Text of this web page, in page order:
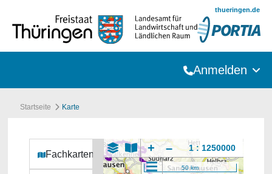
thueringen.de
Anmelden
Startseite Karte
Fachkartenauswahl
50 km
+ – 1 :